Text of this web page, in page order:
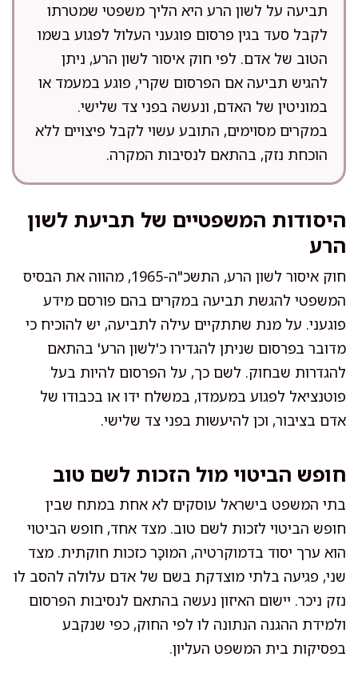
תביעה על לשון הרע היא הליך משפטי שמטרתו
לקבל סעד בגין פרסום פוגעני העלול לפגוע בשמו
הטוב של אדם. לפי חוק איסור לשון הרע, ניתן
להגיש תביעה אם הפרסום שקרי, פוגע במעמד או
במוניטין של האדם, ונעשה בפני צד שלישי.
במקרים מסוימים, התובע עשוי לקבל פיצויים ללא
הוכחת נזק, בהתאם לנסיבות המקרה.
היסודות המשפטיים של תביעת לשון
הרע
חוק איסור לשון הרע, התשכ"ה-1965, מהווה את הבסיס
המשפטי להגשת תביעה במקרים בהם פורסם מידע
פוגעני. על מנת שתתקיים עילה לתביעה, יש להוכיח כי
מדובר בפרסום שניתן להגדירו כ'לשון הרע' בהתאם
להגדרות שבחוק. לשם כך, על הפרסום להיות בעל
פוטנציאל לפגוע במעמדו, במשלח ידו או בכבודו של
אדם בציבור, וכן להיעשות בפני צד שלישי.
חופש הביטוי מול הזכות לשם טוב
בתי המשפט בישראל עוסקים לא אחת במתח שבין
חופש הביטוי לזכות לשם טוב. מצד אחד, חופש הביטוי
הוא ערך יסוד בדמוקרטיה, המוכָּר כזכות חוקתית. מצד
שני, פגיעה בלתי מוצדקת בשם של אדם עלולה להסב לו
נזק ניכר. יישום האיזון נעשה בהתאם לנסיבות הפרסום
ולמידת ההגנה הנתונה לו לפי החוק, כפי שנקבע
בפסיקות בית המשפט העליון.